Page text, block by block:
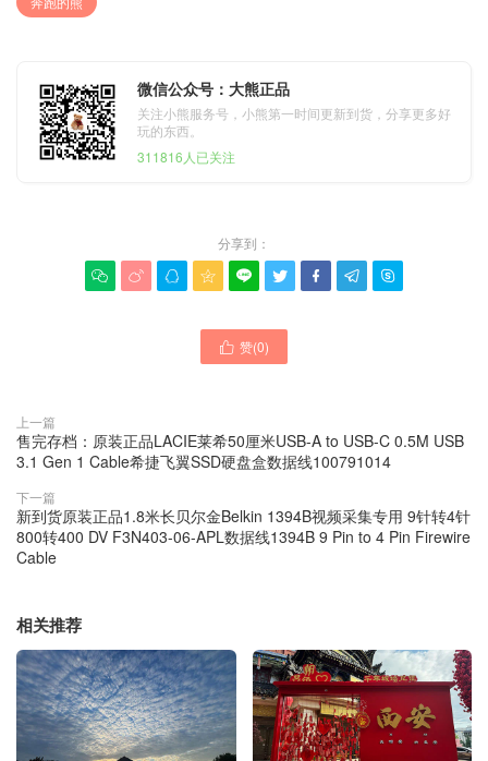
微信公众号：大熊正品
关注小熊服务号，小熊第一时间更新到货，分享更多好
玩的东西。
311816人已关注
分享到：
        
 赞(0)
上一篇
售完存档：原装正品LACIE莱希50厘米USB-A to USB-C 0.5M USB
3.1 Gen 1 Cable希捷飞翼SSD硬盘盒数据线100791014
下一篇
新到货原装正品1.8米长贝尔金Belkin 1394B视频采集专用 9针转4针
800转400 DV F3N403-06-APL数据线1394B 9 Pin to 4 Pin Firewire
Cable
相关推荐